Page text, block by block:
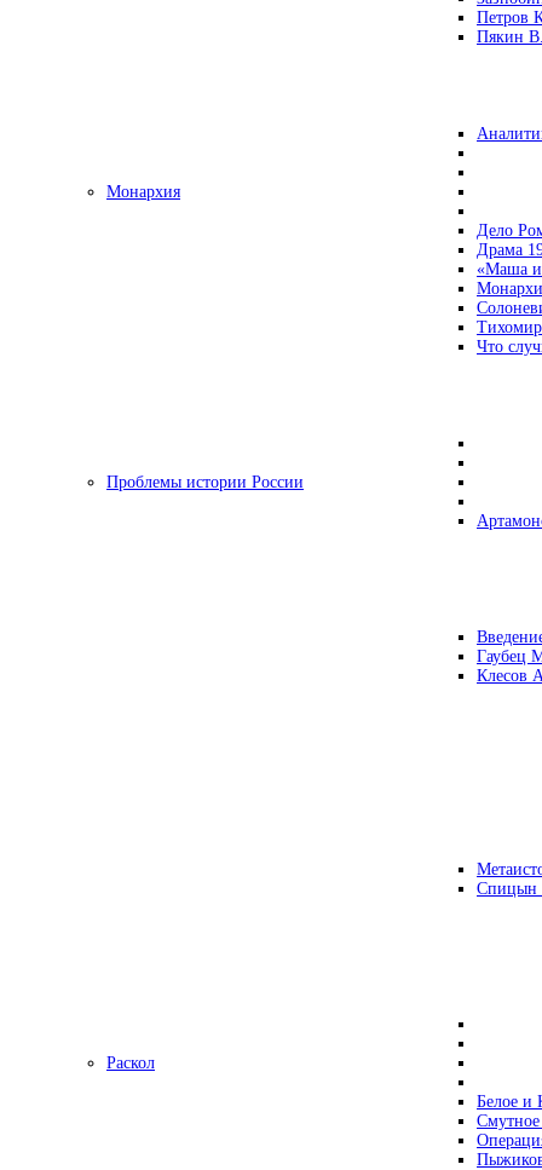
Петров
Пякин
Монархия
Дело
Драма
«Маша и
Что
Проблемы истории России
Гаубец
Клесов
Раскол
Белое и